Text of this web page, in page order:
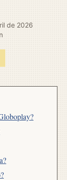
de 2026